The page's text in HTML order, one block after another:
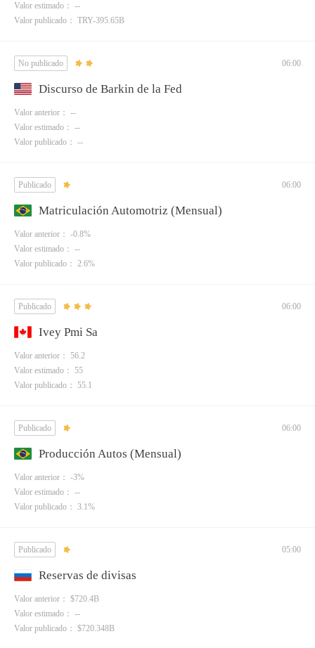
Valor estimado： --
Valor publicado： TRY-395.65B
No publicado 06:00
Discurso de Barkin de la Fed
Valor anterior： --
Valor estimado： --
Valor publicado： --
Publicado 06:00
Matriculación Automotriz (Mensual)
Valor anterior： -0.8%
Valor estimado： --
Valor publicado： 2.6%
Publicado 06:00
Ivey Pmi Sa
Valor anterior： 56.2
Valor estimado： 55
Valor publicado： 55.1
Publicado 06:00
Producción Autos (Mensual)
Valor anterior： -3%
Valor estimado： --
Valor publicado： 3.1%
Publicado 05:00
Reservas de divisas
Valor anterior： $720.4B
Valor estimado： --
Valor publicado： $720.348B